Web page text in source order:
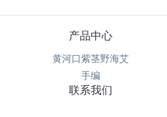
产品中心
黄河口紫茎野海艾
手编
联系我们